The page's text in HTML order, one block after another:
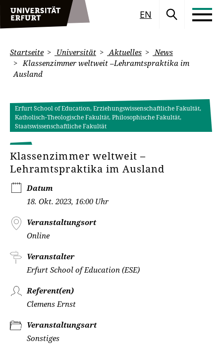
EN
Startseite Universität Aktuelles
News
Klassenzimmer weltweit –Lehramtspraktika im
Ausland
Erfurt School of Education, Erziehungswissenschaftliche Fakultät,
Katholisch-Theologische Fakultät, Philosophische Fakultät,
Staatswissenschaftliche Fakultät
Klassenzimmer weltweit –
Lehramtspraktika im Ausland
Datum
18. Okt. 2023, 16:00 Uhr
Veranstaltungsort
Online
Veranstalter
Erfurt School of Education (ESE)
Referent(en)
Clemens Ernst
Veranstaltungsart
Sonstiges